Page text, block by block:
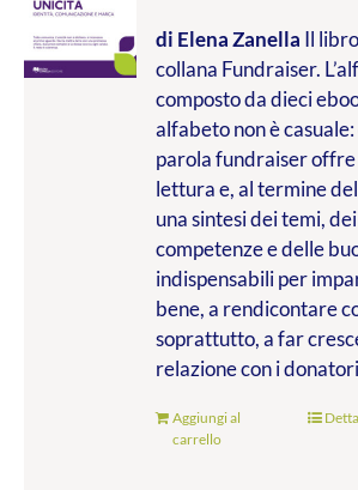
di Elena Zanella Il
collana Fundraiser.
composto da dieci
alfabeto non è
parola fundraiser offre
lettura e, al termine
una sintesi dei temi,
competenze e delle
indispensabili per
bene, a rendicontare
soprattutto, a far
relazione con i
Aggiungi al
carrello